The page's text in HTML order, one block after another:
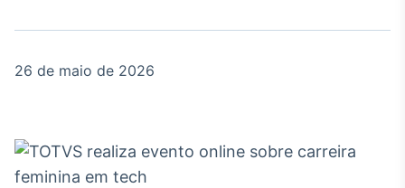
Broadcast
26 de maio de 2026